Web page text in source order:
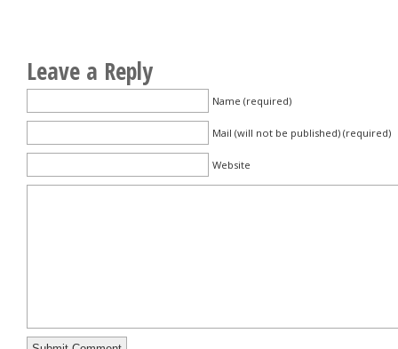
Leave a Reply
Name (required)
Mail (will not be published) (required)
Website